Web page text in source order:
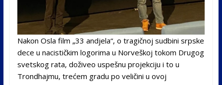
Nakon Osla film „33 andjela“, o tragičnoj sudbini srpske
dece u nacističkim logorima u Norveškoj tokom Drugog
svetskog rata, doživeo uspešnu projekciju i to u
Trondhajmu, trećem gradu po veličini u ovoj